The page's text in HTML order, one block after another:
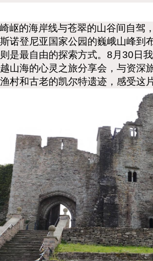
岖的海岸线与苍翠的山谷间自驾
诺登尼亚国家公园的巍峨山峰到
是最自由的探索方式。 8 月30日
山海的心灵之旅分享会，与资深
村和古老的凯尔特遗迹， 感受这